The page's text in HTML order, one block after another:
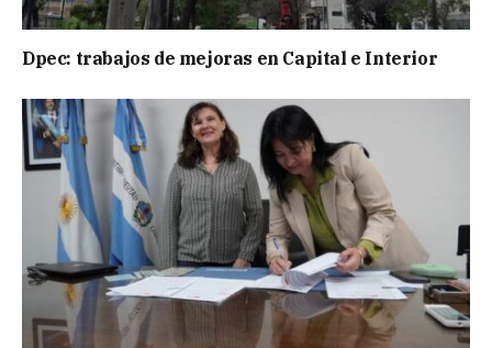
Dpec: trabajos de mejoras en Capital e Interior